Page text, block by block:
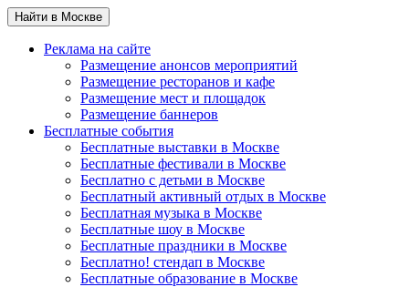
Найти в Москве
Реклама на сайте
Размещение анонсов мероприятий
Размещение ресторанов и кафе
Размещение мест и площадок
Размещение баннеров
Бесплатные события
Бесплатные выставки в Москве
Бесплатные фестивали в Москве
Бесплатно с детьми в Москве
Бесплатный активный отдых в Москве
Бесплатная музыка в Москве
Бесплатные шоу в Москве
Бесплатные праздники в Москве
Бесплатно! стендап в Москве
Бесплатные образование в Москве